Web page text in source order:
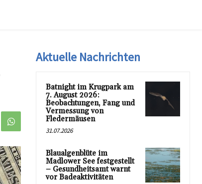
Aktuelle Nachrichten
Batnight im Krugpark am
7. August 2026:
Beobachtungen, Fang und
Vermessung von
Fledermäusen
31.07.2026
Blaualgenblüte im
Madlower See festgestellt
– Gesundheitsamt warnt
vor Badeaktivitäten